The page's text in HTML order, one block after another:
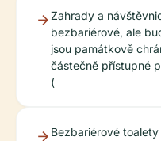
Zahrady a
bezbariérové, ale
jsou památkově
částečně přístupné
(
Bezbariérové